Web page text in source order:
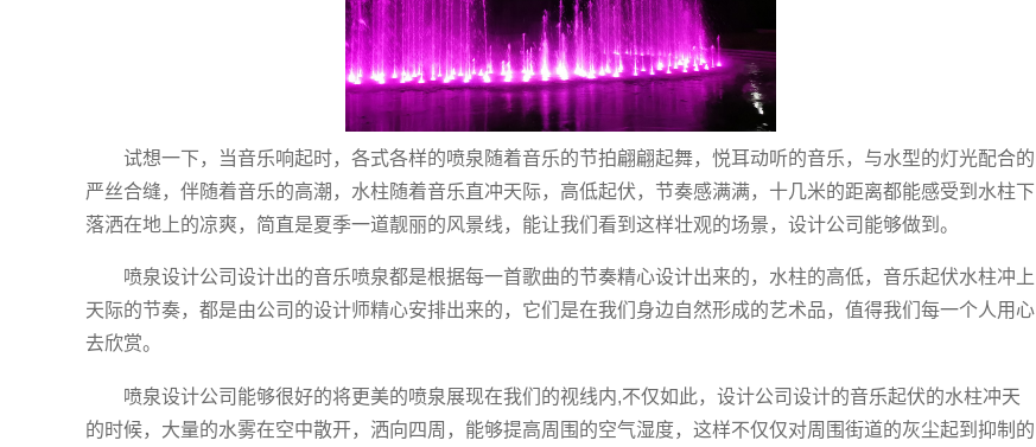
试想一下，当音乐响起时，各式各样的喷泉随着音乐的节拍翩翩起舞，悦耳动听的音乐，与水型的灯光配合的
严丝合缝，伴随着音乐的高潮，水柱随着音乐直冲天际，高低起伏，节奏感满满，十几米的距离都能感受到水柱下
落洒在地上的凉爽，简直是夏季一道靓丽的风景线，能让我们看到这样壮观的场景，设计公司能够做到。
喷泉设计公司设计出的音乐喷泉都是根据每一首歌曲的节奏精心设计出来的，水柱的高低，音乐起伏水柱冲上
天际的节奏，都是由公司的设计师精心安排出来的，它们是在我们身边自然形成的艺术品，值得我们每一个人用心
去欣赏。
喷泉设计公司能够很好的将更美的喷泉展现在我们的视线内,不仅如此，设计公司设计的音乐起伏的水柱冲天
的时候，大量的水雾在空中散开，洒向四周，能够提高周围的空气湿度，这样不仅仅对周围街道的灰尘起到抑制的